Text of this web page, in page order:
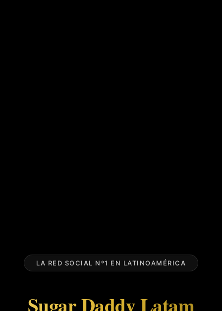
LA RED SOCIAL Nº1 EN LATINOAMÉRICA
Sugar Daddy Latam